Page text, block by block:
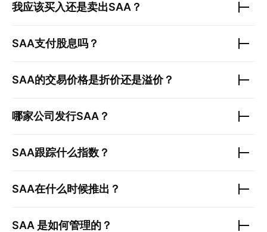
我应该买入还是卖出SAA ？
SAA支付股息吗？
SAA的交易价格是折价还是溢价？
哪家公司发行SAA ？
SAA跟踪什么指数？
SAA在什么时候推出？
SAA 是如何管理的？